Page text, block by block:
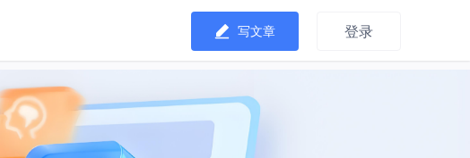
写文章 登录